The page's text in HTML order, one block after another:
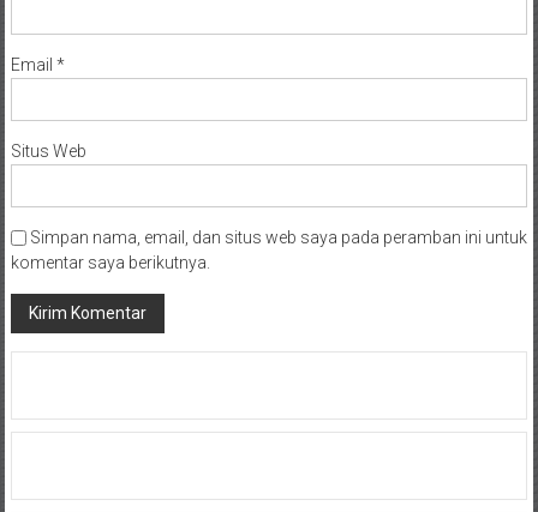
Email *
Situs Web
Simpan nama, email, dan situs web saya pada peramban ini untuk
komentar saya berikutnya.